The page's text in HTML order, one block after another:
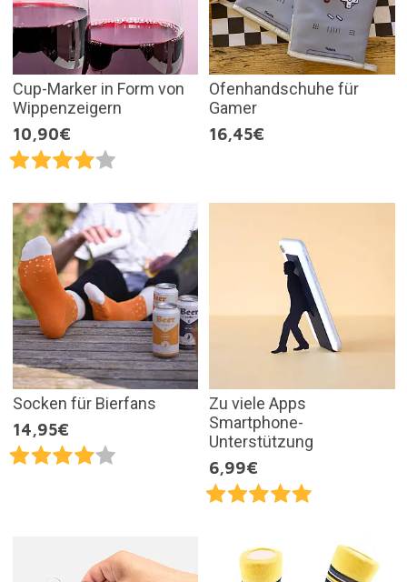
Cup-Marker in Form von
Wippenzeigern
10,90€
Ofenhandschuhe für
Gamer
16,45€
Socken für Bierfans
14,95€
Zu viele Apps
Smartphone-
Unterstützung
6,99€